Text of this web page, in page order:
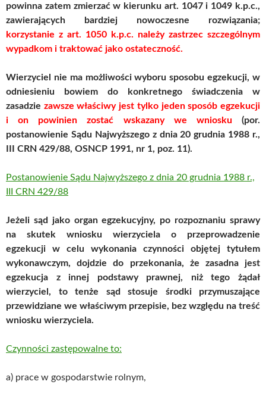
powinna zatem zmierzać w kierunku art. 1047 i 1049 k.p.c.,
zawierających bardziej nowoczesne rozwiązania;
korzystanie z art. 1050 k.p.c. należy zastrzec szczególnym
wypadkom i traktować jako ostateczność.
Wierzyciel nie ma możliwości wyboru sposobu egzekucji, w
odniesieniu bowiem do konkretnego świadczenia w
zasadzie zawsze właściwy jest tylko jeden sposób egzekucji
i on powinien zostać wskazany we wniosku (por.
postanowienie Sądu Najwyższego z dnia 20 grudnia 1988 r.,
III CRN 429/88, OSNCP 1991, nr 1, poz. 11).
Postanowienie Sądu Najwyższego z dnia 20 grudnia 1988 r.,
III CRN 429/88
Jeżeli sąd jako organ egzekucyjny, po rozpoznaniu sprawy
na skutek wniosku wierzyciela o przeprowadzenie
egzekucji w celu wykonania czynności objętej tytułem
wykonawczym, dojdzie do przekonania, że zasadna jest
egzekucja z innej podstawy prawnej, niż tego żądał
wierzyciel, to tenże sąd stosuje środki przymuszające
przewidziane we właściwym przepisie, bez względu na treść
wniosku wierzyciela.
Czynności zastępowalne to:
a) prace w gospodarstwie rolnym,